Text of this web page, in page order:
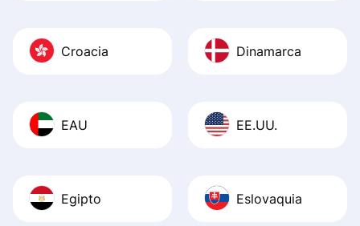
Croacia Dinamarca
EAU EE.UU.
Egipto Eslovaquia